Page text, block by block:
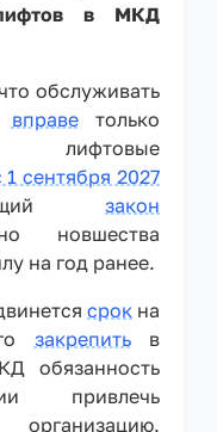
в МКД
обслуживать
вправетолько
лифтовые
1 сентября 2027
закон
новшества
на год ранее.
срок на
закрепитьв
обязанность
привлечь